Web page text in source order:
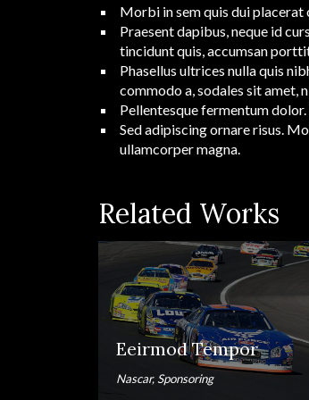
Morbi in sem quis dui placerat
Praesent dapibus, neque id
tincidunt quis, accumsan
Phasellus ultrices nulla quis
commodo a, sodales sit amet,
Pellentesque fermentum
Sed adipiscing ornare risus.
ullamcorper magna.
Related Works
Eeirmod Tempor
Nascar, Sponsoring